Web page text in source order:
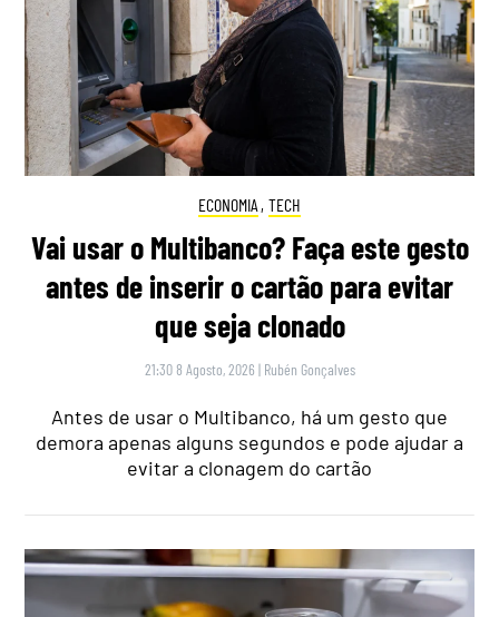
ECONOMIA , TECH
Vai usar o Multibanco? Faça este gesto
antes de inserir o cartão para evitar
que seja clonado
21:30 8 Agosto, 2026 | Rubén Gonçalves
Antes de usar o Multibanco, há um gesto que
demora apenas alguns segundos e pode ajudar a
evitar a clonagem do cartão